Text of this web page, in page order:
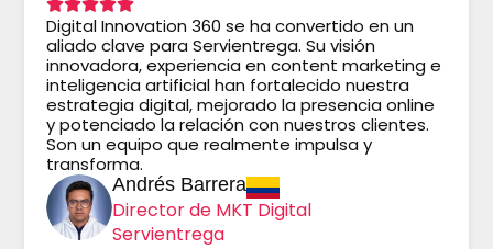
Digital Innovation 360 se ha convertido en un
aliado clave para Servientrega. Su visión
innovadora, experiencia en content marketing e
inteligencia artificial han fortalecido nuestra
estrategia digital, mejorado la presencia online
y potenciado la relación con nuestros clientes.
Son un equipo que realmente impulsa y
transforma.
Andrés Barrera
Director de MKT Digital
Servientrega